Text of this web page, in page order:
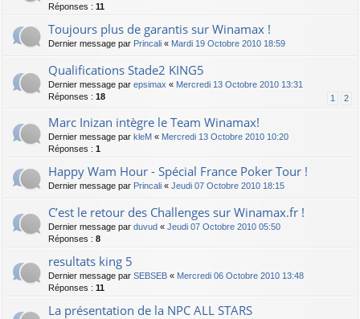
Réponses : 11
Toujours plus de garantis sur Winamax !
Dernier message par Princali « Mardi 19 Octobre 2010 18:59
Qualifications Stade2 KING5
Dernier message par epsimax « Mercredi 13 Octobre 2010 13:31
Réponses : 18 1 2
Marc Inizan intègre le Team Winamax!
Dernier message par kleM « Mercredi 13 Octobre 2010 10:20
Réponses : 1
Happy Wam Hour - Spécial France Poker Tour !
Dernier message par Princali « Jeudi 07 Octobre 2010 18:15
C’est le retour des Challenges sur Winamax.fr !
Dernier message par duvud « Jeudi 07 Octobre 2010 05:50
Réponses : 8
resultats king 5
Dernier message par SEBSEB « Mercredi 06 Octobre 2010 13:48
Réponses : 11
La présentation de la NPC ALL STARS